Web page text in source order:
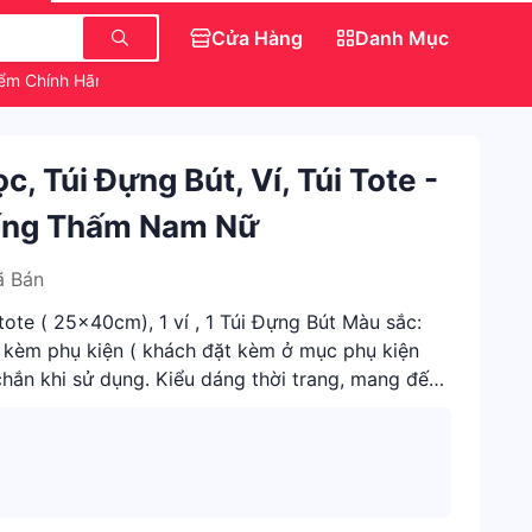
Chính Hãng
Cửa Hàng Danh Mục
Túi Đựng Bút, Ví, Túi Tote -
Thấm Nam Nữ
Bán
( 25x40cm), 1 ví , 1 Túi Đựng Bút Màu sắc:
phụ kiện ( khách đặt kèm ở mục phụ kiện
khi sử dụng. Kiểu dáng thời trang, mang đến